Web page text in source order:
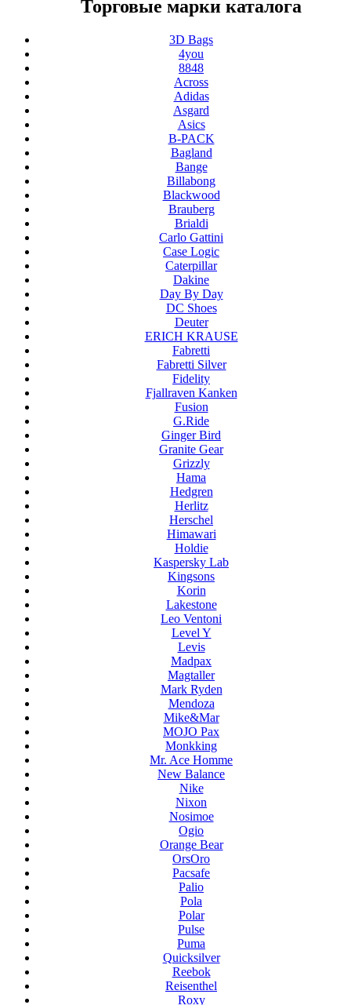
Торговые марки каталога
3D Bags
4you
8848
Across
Adidas
Asgard
Asics
B-PACK
Bagland
Bange
Billabong
Blackwood
Brauberg
Brialdi
Carlo Gattini
Case Logic
Caterpillar
Dakine
Day By Day
DC Shoes
Deuter
ERICH KRAUSE
Fabretti
Fabretti Silver
Fidelity
Fjallraven Kanken
Fusion
G.Ride
Ginger Bird
Granite Gear
Grizzly
Hama
Hedgren
Herlitz
Herschel
Himawari
Holdie
Kaspersky Lab
Kingsons
Korin
Lakestone
Leo Ventoni
Level Y
Levis
Madpax
Magtaller
Mark Ryden
Mendoza
Mike&Mar
MOJO Pax
Monkking
Mr. Ace Homme
New Balance
Nike
Nixon
Nosimoe
Ogio
Orange Bear
OrsOro
Pacsafe
Palio
Pola
Polar
Pulse
Puma
Quicksilver
Reebok
Reisenthel
Roxy